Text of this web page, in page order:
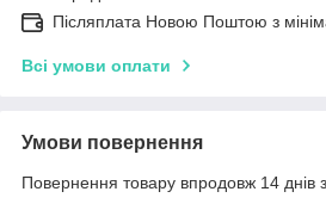
Післяплата Новою Поштою з
Всі умови оплати
Умови повернення
Повернення товару впродовж 14 днів